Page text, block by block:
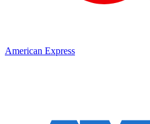
American Express